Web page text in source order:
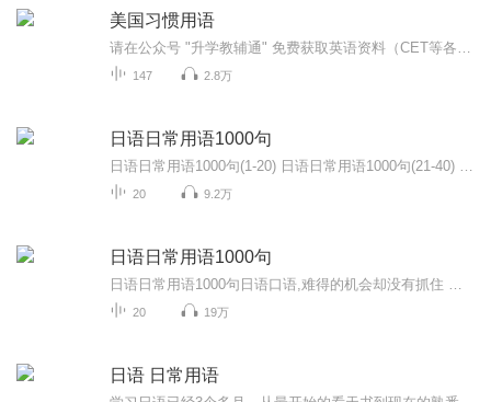
美国习惯用语
147 2.8万
日语日常用语1000句
20 9.2万
日语日常用语1000句
20 19万
日语 日常用语